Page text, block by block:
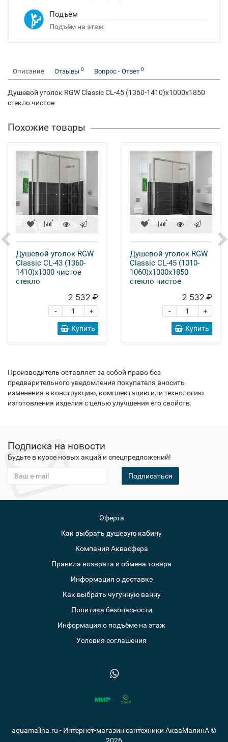
Подъём
Подъём на этаж
Описание Отзывы 0 Вопрос - Ответ 0
Душевой уголок RGW Classic CL-45 (1360-1410)x1000x1850
стекло чистое
Похожие товары
Душевой уголок RGW
Classic CL-43 (1360-
1410)x1000 чистое
стекло
2 532 ₽
+
-
Купить
Душевой уголок RGW
Classic CL-45 (1010-
1060)x1000x1850
стекло чистое
2 532 ₽
+
-
Купить
Производитель оставляет за собой право без
предварительного уведомления покупателя вносить
изменения в конструкцию, комплектацию или технологию
изготовления изделия с целью улучшения его свойств.
Подписка на новости
Будьте в курсе новых акций и спецпредложений!
Подписаться
Оферта
Как выбрать душевую кабину
Компания Аквасфера
Правила возврата и обмена товара
Информация о доставке
Как выбрать чугунную ванну
Политика безопасности
Информация о подъёме на этаж
Условия соглашения
aquamalina.ru - Интернет-магазин сантехники АкваМалинА ©